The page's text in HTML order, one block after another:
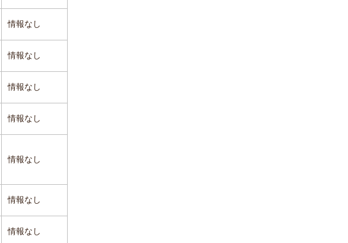
情報なし
情報なし
情報なし
情報なし
情報なし
情報なし
情報なし